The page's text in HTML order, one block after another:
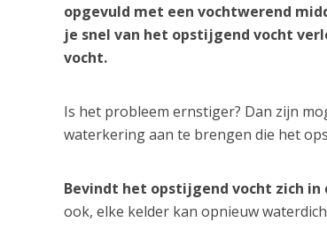
opgevuld met een vochtwerend
je snel van het opstijgend vocht
vocht.
Is het probleem ernstiger? Dan zijn
waterkering aan te brengen die het
Bevindt het opstijgend vocht zich in
ook, elke kelder kan opnieuw